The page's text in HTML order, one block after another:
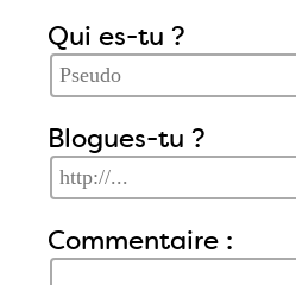
Qui es-tu ?
Blogues-tu ?
Commentaire :